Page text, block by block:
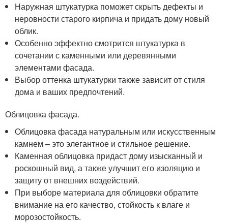
Наружная штукатурка поможет скрыть дефекты и
неровности старого кирпича и придать дому новый
облик.
Особенно эффектно смотрится штукатурка в
сочетании с каменными или деревянными
элементами фасада.
Выбор оттенка штукатурки также зависит от стиля
дома и ваших предпочтений.
Облицовка фасада.
Облицовка фасада натуральным или искусственным
камнем – это элегантное и стильное решение.
Каменная облицовка придаст дому изысканный и
роскошный вид, а также улучшит его изоляцию и
защиту от внешних воздействий.
При выборе материала для облицовки обратите
внимание на его качество, стойкость к влаге и
морозостойкость.